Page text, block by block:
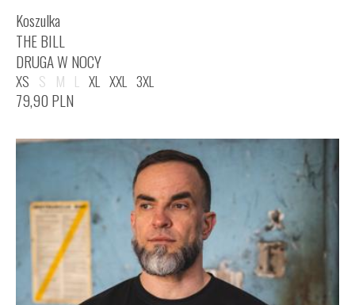
Koszulka
THE BILL
DRUGA W NOCY
XS S M L XL XXL 3XL
79,90 PLN